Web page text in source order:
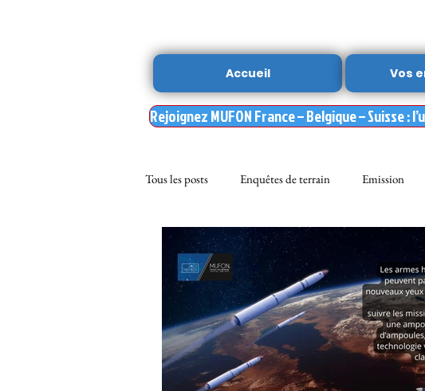
Accueil Vos
Rejoignez MUFON France – Belgique –
Tous les posts Enquêtes de terrain Emission
sciences NOUVELLE DU MUFON
Nasa enqueteur MUFON Observation
journal d'un enquêteur Magazine